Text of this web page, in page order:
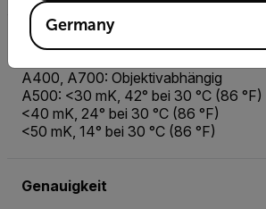
Thermische Empfindlichkeit / NETD
A400, A700: Objektivabhängig
A500: <30 mK, 42° bei 30 °C (86 °F)
<40 mK, 24° bei 30 °C (86 °F)
<50 mK, 14° bei 30 °C (86 °F)
Genauigkeit
Germany